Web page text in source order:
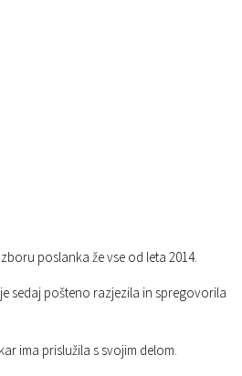
poslanka že vse od leta 2014.
sedaj pošteno razjezila in spregovorila
ima prislužila s svojim delom.